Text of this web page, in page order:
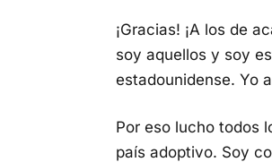
¡Gracias! ¡A los de
soy aquellos y soy
estadounidense. Yo
Por eso lucho todos
país adoptivo. Soy